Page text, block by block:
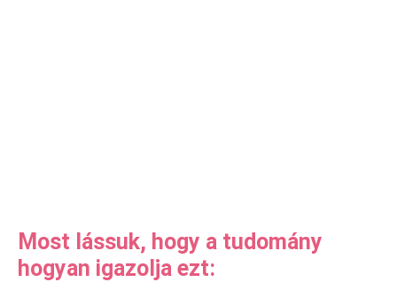
Most lássuk, hogy a tudomány
hogyan igazolja ezt: